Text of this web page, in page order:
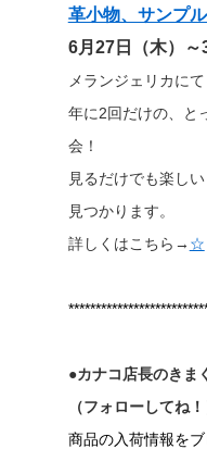
革小物、サンプル
6月27日（木）～
メランジェリカにて
年に2回だけの、と
会！
見るだけでも楽し
見つかります。
詳しくはこちら→ ☆
●カナコ店長のきま
（フォローしてね！
商品の入荷情報を